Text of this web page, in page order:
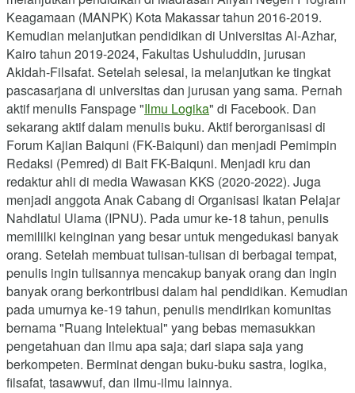
Keagamaan (MANPK) Kota Makassar tahun 2016-2019.
Kemudian melanjutkan pendidikan di Universitas Al-Azhar,
Kairo tahun 2019-2024, Fakultas Ushuluddin, jurusan
Akidah-Filsafat. Setelah selesai, ia melanjutkan ke tingkat
pascasarjana di universitas dan jurusan yang sama. Pernah
aktif menulis Fanspage "Ilmu Logika" di Facebook. Dan
sekarang aktif dalam menulis buku. Aktif berorganisasi di
Forum Kajian Baiquni (FK-Baiquni) dan menjadi Pemimpin
Redaksi (Pemred) di Bait FK-Baiquni. Menjadi kru dan
redaktur ahli di media Wawasan KKS (2020-2022). Juga
menjadi anggota Anak Cabang di Organisasi Ikatan Pelajar
Nahdlatul Ulama (IPNU). Pada umur ke-18 tahun, penulis
memililki keinginan yang besar untuk mengedukasi banyak
orang. Setelah membuat tulisan-tulisan di berbagai tempat,
penulis ingin tulisannya mencakup banyak orang dan ingin
banyak orang berkontribusi dalam hal pendidikan. Kemudian
pada umurnya ke-19 tahun, penulis mendirikan komunitas
bernama "Ruang Intelektual" yang bebas memasukkan
pengetahuan dan ilmu apa saja; dari siapa saja yang
berkompeten. Berminat dengan buku-buku sastra, logika,
filsafat, tasawwuf, dan ilmu-ilmu lainnya.